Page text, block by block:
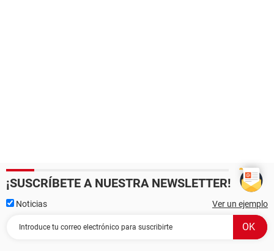
¡SUSCRÍBETE A NUESTRA NEWSLETTER!
Noticias Ver un ejemplo